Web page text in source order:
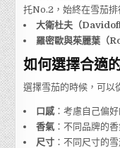
托No.2，始終在雪茄排
大衛杜夫（Davidoff
羅密歐與茱麗葉（
如何選擇合適
選擇雪茄的時候，可以
口感：考慮自己偏
香氣：不同品牌的
尺寸：不同尺寸的